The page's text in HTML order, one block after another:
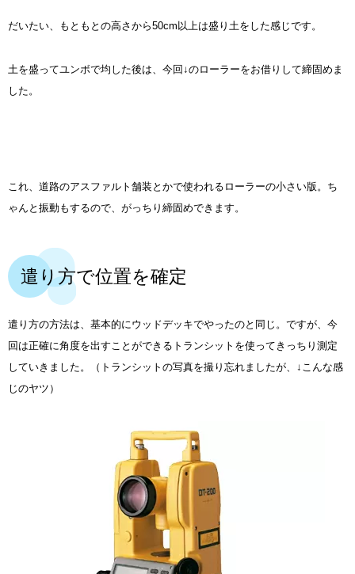
だいたい、もともとの高さから50cm以上は盛り土をした感じです。
土を盛ってユンボで均した後は、今回↓のローラーをお借りして締固めま
した。
これ、道路のアスファルト舗装とかで使われるローラーの小さい版。ち
ゃんと振動もするので、がっちり締固めできます。
遣り方で位置を確定
遣り方の方法は、基本的にウッドデッキでやったのと同じ。ですが、今
回は正確に角度を出すことができるトランシットを使ってきっちり測定
していきました。（トランシットの写真を撮り忘れましたが、↓こんな感
じのヤツ）